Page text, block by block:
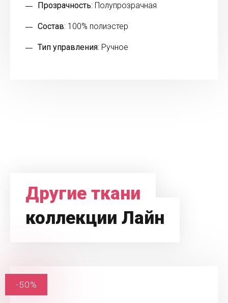
Прозрачность: Полупрозрачная
Состав: 100% полиэстер
Тип управления: Ручное
Другие ткани
коллекции Лайн
-50%